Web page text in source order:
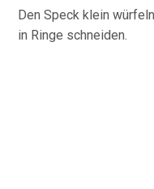
Den Speck klein
in Ringe schneiden.